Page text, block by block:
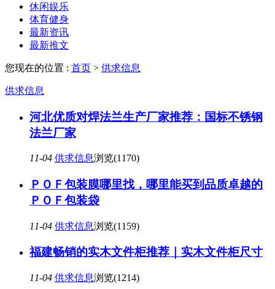
休闲娱乐
体育健身
最新资讯
最新推文
您现在的位置 : 首页 > 供求信息
供求信息
河北优质对焊法兰生产厂家推荐：国标不锈钢
法兰厂家
11-04 供求信息浏览(1170)
ＰＯＦ包装膜哪里找，哪里能买到品质卓越的
ＰＯＦ包装袋
11-04 供求信息浏览(1159)
福建畅销的实木文件柜推荐｜实木文件柜尺寸
11-04 供求信息浏览(1214)